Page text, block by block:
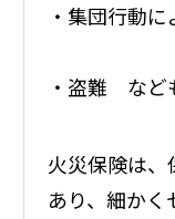
・集団行動
・盗難 など
火災保険は、
あり、細か